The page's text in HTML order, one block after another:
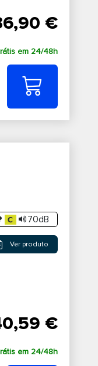
€
em 24/48h
70dB
Ver produto
€
em 24/48h